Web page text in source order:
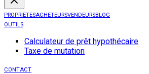
PROPRIETESACHETEURSVENDEURSBLOG
OUTILS
Calculateur de prêt hypothécaire
Taxe de mutation
CONTACT